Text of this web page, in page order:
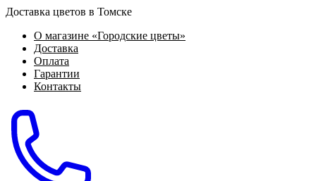
Доставка цветов в Томске
О магазине «Городские цветы»
Доставка
Оплата
Гарантии
Контакты